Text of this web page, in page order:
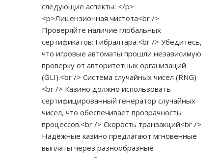
следующие аспекты: </p>
<p>Лицензионная чистота<br />
Проверяйте наличие глобальных
сертификатов: Гибралтара.<br /> Убедитесь,
что игровые автоматы прошли независимую
проверку от авторитетных организаций
(GLI).<br /> Система случайных чисел (RNG)
<br /> Казино должно использовать
сертифицированный генератор случайных
чисел, что обеспечивает прозрачность
процессов.<br /> Скорость транзакций<br />
Надёжные казино предлагают мгновенные
выплаты через разнообразные